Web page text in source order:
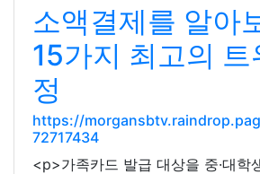
소액결제를 알아
15가지 최고의 트
정
https://
72717434
<p>가족카드 발급 대상을 중·대학